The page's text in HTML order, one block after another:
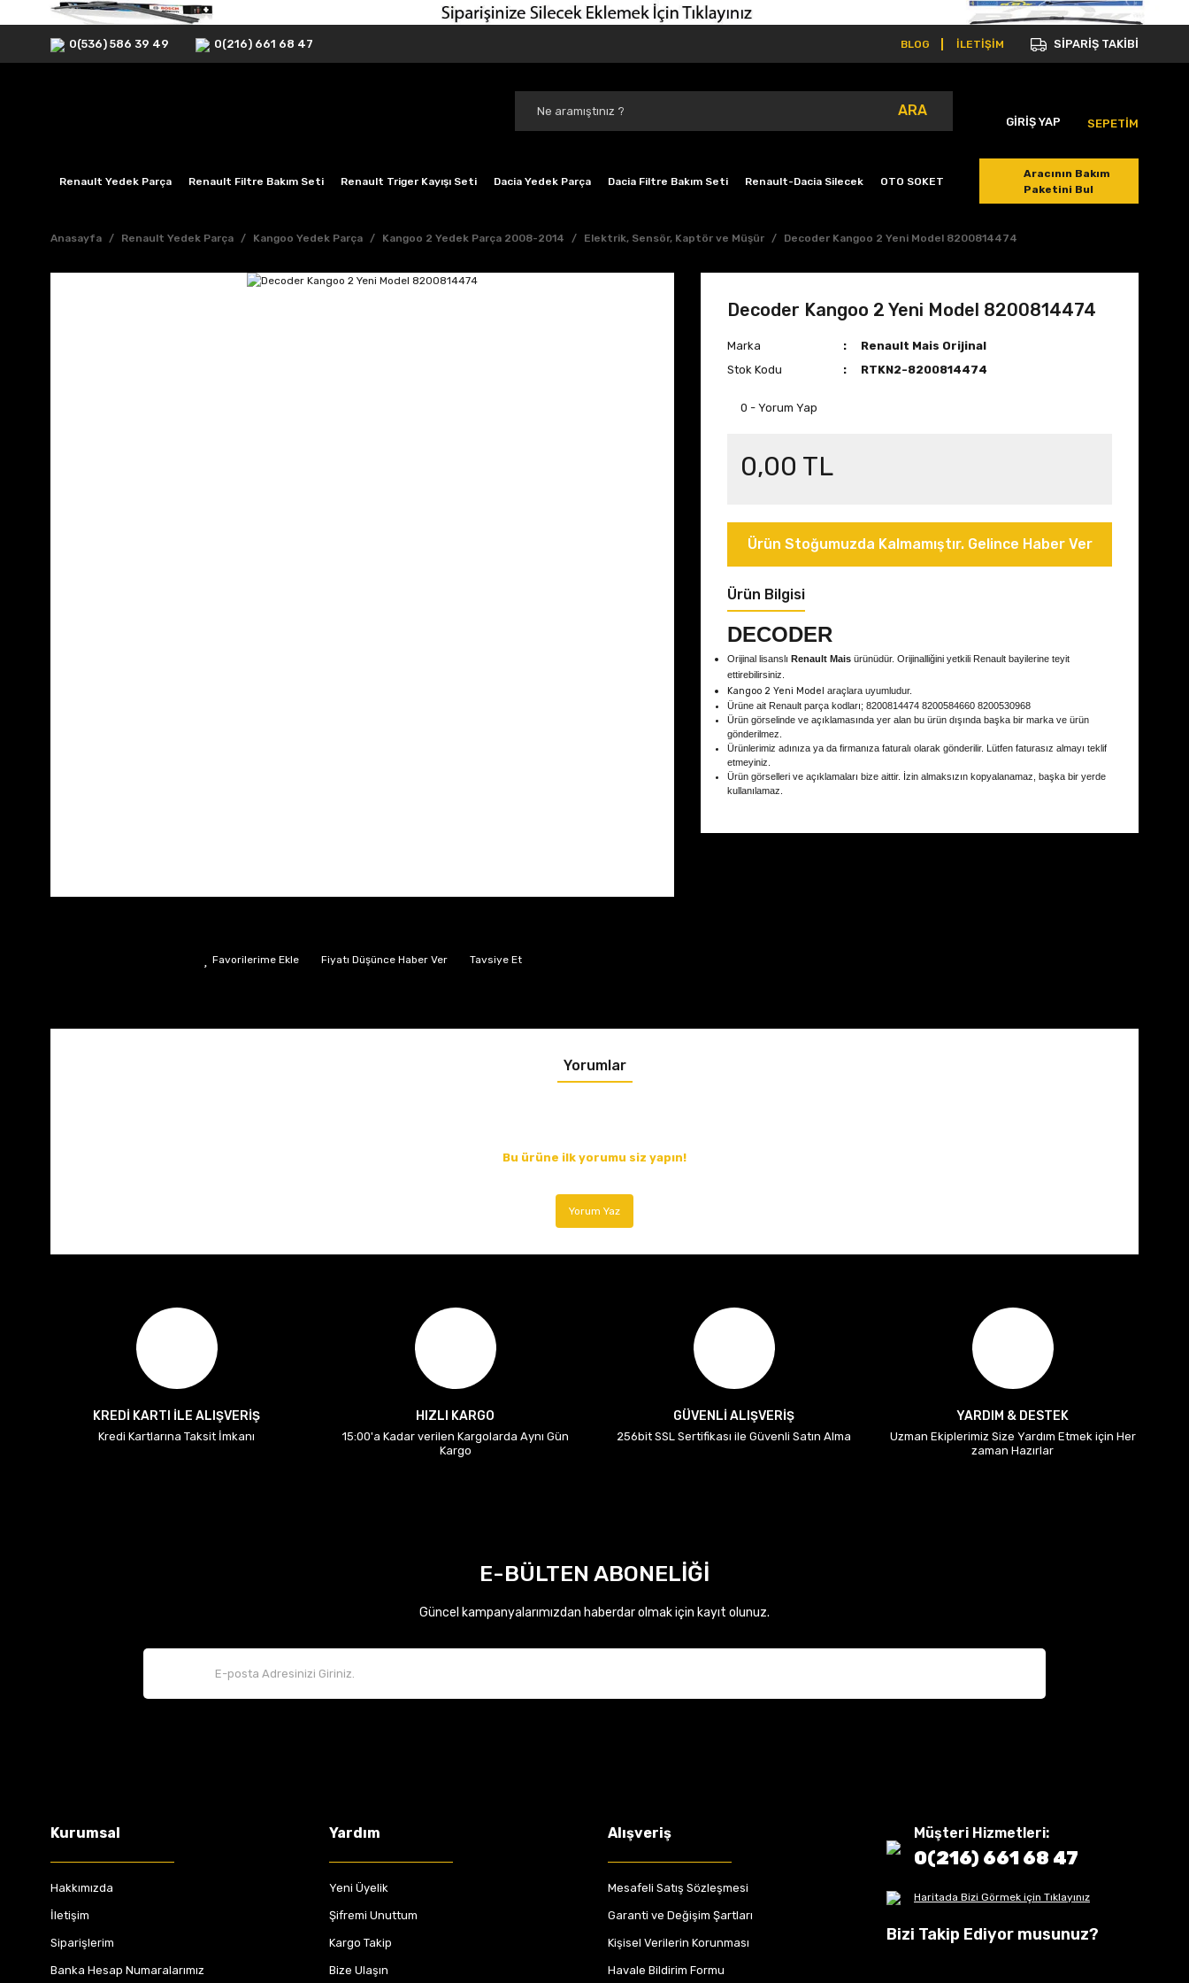
0(536) 586 39 49 0(216) 661 68 47 BLOG İLETİŞİM SİPARİŞ TAKİBİ
ARA
GİRİŞ YAP SEPETİM
Renault Yedek Parça Renault Filtre Bakım Seti Renault Triger Kayışı Seti Dacia Yedek Parça Dacia Filtre Bakım Seti Renault-Dacia Silecek OTO SOKET
Aracının Bakım
Paketini Bul
Anasayfa Renault Yedek Parça Kangoo Yedek Parça Kangoo 2 Yedek Parça 2008-2014 Elektrik, Sensör, Kaptör ve Müşür Decoder Kangoo 2 Yeni Model 8200814474
Fiyatı Düşünce Haber Ver Tavsiye Et
Decoder Kangoo 2 Yeni Model 8200814474
Marka
Renault Mais Orijinal
Stok Kodu
RTKN2-8200814474
0 - Yorum Yap
0,00 TL
Ürün Stoğumuzda Kalmamıştır. Gelince Haber Ver
Ürün Bilgisi
DECODER
Orijinal lisanslı Renault Mais ürünüdür. Orijinalliğini yetkili Renault bayilerine teyit
ettirebilirsiniz.
Kangoo 2 Yeni Model araçlara uyumludur.
Ürüne ait Renault parça kodları; 8200814474 8200584660 8200530968
Ürün görselinde ve açıklamasında yer alan bu ürün dışında başka bir marka ve ürün
gönderilmez.
Ürünlerimiz adınıza ya da firmanıza faturalı olarak gönderilir. Lütfen faturasız almayı teklif
etmeyiniz.
Ürün görselleri ve açıklamaları bize aittir. İzin almaksızın kopyalanamaz, başka bir yerde
kullanılamaz.
Yorumlar
Bu ürüne ilk yorumu siz yapın!
Yorum Yaz
KREDİ KARTI İLE ALIŞVERİŞ
Kredi Kartlarına Taksit İmkanı
HIZLI KARGO
15:00'a Kadar verilen Kargolarda Aynı Gün
Kargo
GÜVENLİ ALIŞVERİŞ
256bit SSL Sertifikası ile Güvenli Satın Alma
YARDIM & DESTEK
Uzman Ekiplerimiz Size Yardım Etmek için Her
zaman Hazırlar
E-BÜLTEN ABONELİĞİ
Güncel kampanyalarımızdan haberdar olmak için kayıt olunuz.
Kurumsal
Hakkımızda
İletişim
Siparişlerim
Banka Hesap Numaralarımız
Yardım
Yeni Üyelik
Şifremi Unuttum
Kargo Takip
Bize Ulaşın
Alışveriş
Mesafeli Satış Sözleşmesi
Garanti ve Değişim Şartları
Kişisel Verilerin Korunması
Havale Bildirim Formu
Müşteri Hizmetleri:
0(216) 661 68 47
Haritada Bizi Görmek için Tıklayınız
Bizi Takip Ediyor musunuz?